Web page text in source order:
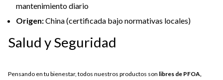
mantenimiento diario
Origen:China (certificada bajo normativas locales)
Salud y Seguridad
Pensando en tu bienestar, todos nuestros productos son libres de PFOA,